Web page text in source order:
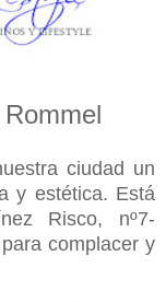
ciudad un
y estética. Está
Risco, nº7-
complacer y